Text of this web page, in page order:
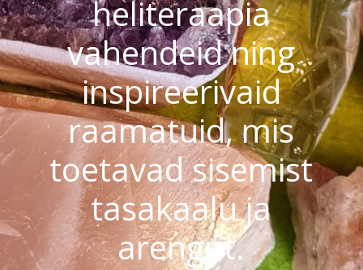
heliteraapia
vahendeid ning
inspireerivaid
raamatuid, mis
toetavad sisemist
tasakaalu ja
arengut.